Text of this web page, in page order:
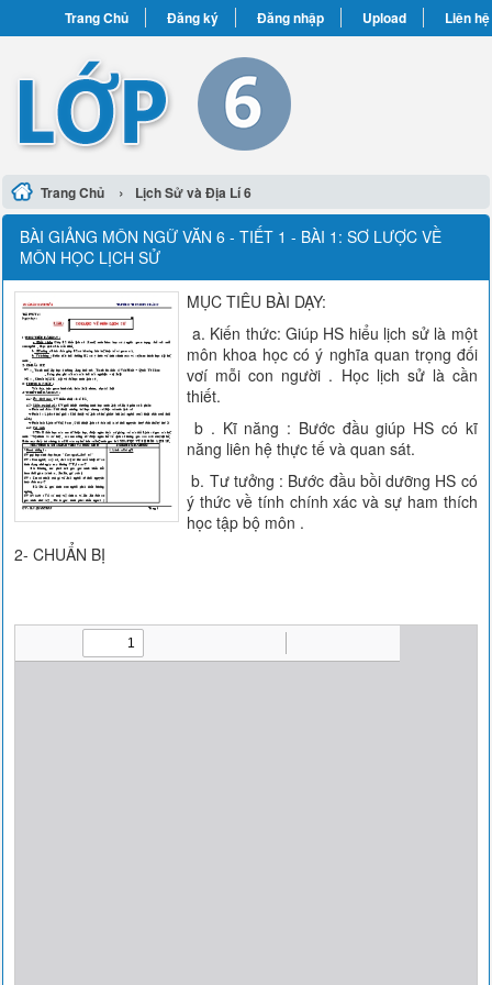
Trang Chủ Đăng ký Đăng nhập Upload Liên hệ
Trang Chủ › Lịch Sử và Địa Lí 6
BÀI GIẢNG MÔN NGỮ VĂN 6 - TIẾT 1 - BÀI 1: SƠ LƯỢC VỀ
MÔN HỌC LỊCH SỬ
MỤC TIÊU BÀI DẠY:
a. Kiến thức: Giúp HS hiểu lịch sử là một
môn khoa học có ý nghĩa quan trọng đối
vơí mỗi con người . Học lịch sử là cần
thiết.
b . Kĩ năng : Bước đầu giúp HS có kĩ
năng liên hệ thực tế và quan sát.
b. Tư tưởng : Bước đầu bồi dưỡng HS có
ý thức về tính chính xác và sự ham thích
học tập bộ môn .
2- CHUẨN BỊ